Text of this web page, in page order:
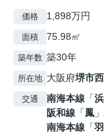
価格 1,898万円
面積 75.98㎡
築年数 築30年
所在地 大阪府堺市
交通 南海本線 「
阪和線 「鳳
南海本線 「